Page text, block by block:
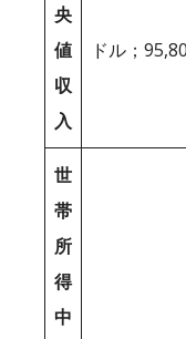
央
値
収
入
ドル；
世
帯
所
得
中